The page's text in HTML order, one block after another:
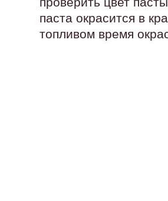
паста окрасится в
топливом время